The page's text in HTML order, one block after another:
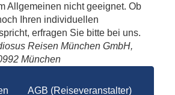
Allgemeinen nicht geeignet. Ob
Ihren individuellen
erfragen Sie bitte bei uns.
Reisen München GmbH,
München
AGB (Reiseveranstalter)